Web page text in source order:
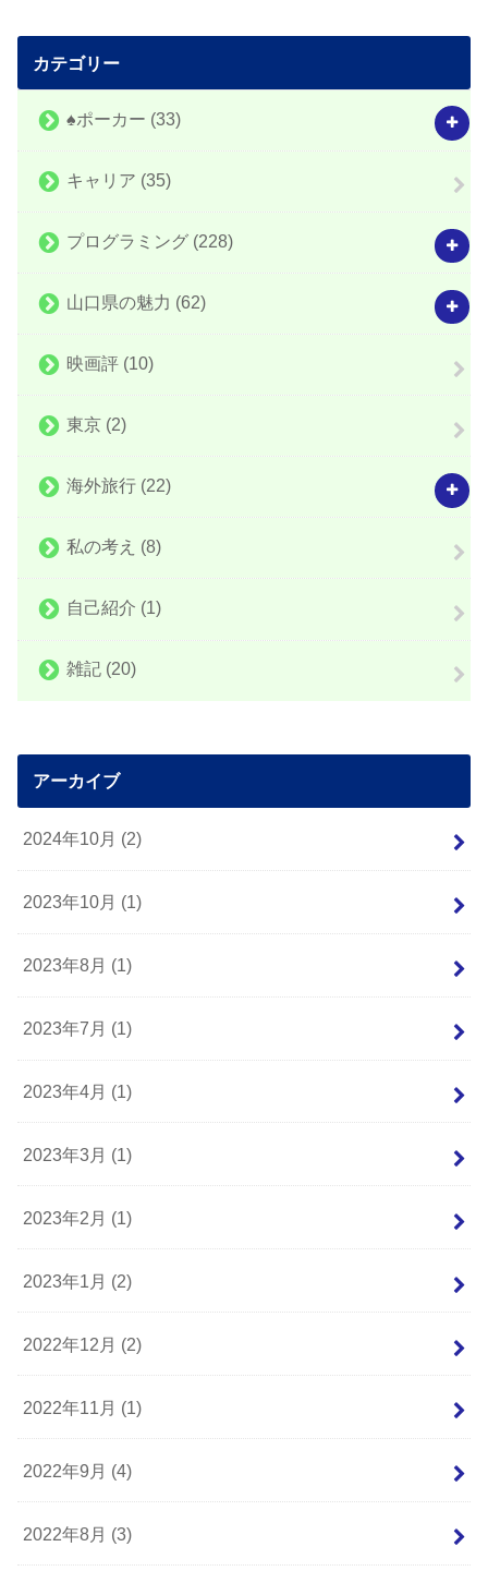
カテゴリー
♠️ポーカー (33)
キャリア (35)
プログラミング (228)
山口県の魅力 (62)
映画評 (10)
東京 (2)
海外旅行 (22)
私の考え (8)
自己紹介 (1)
雑記 (20)
アーカイブ
2024年10月 (2)
2023年10月 (1)
2023年8月 (1)
2023年7月 (1)
2023年4月 (1)
2023年3月 (1)
2023年2月 (1)
2023年1月 (2)
2022年12月 (2)
2022年11月 (1)
2022年9月 (4)
2022年8月 (3)